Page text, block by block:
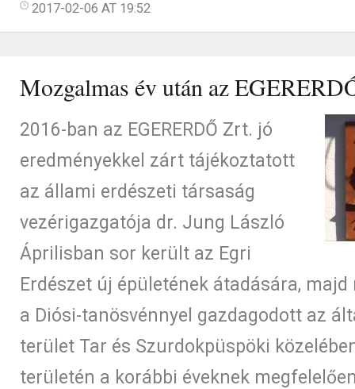
2017-02-06 AT 19:52
Mozgalmas év után az
2016-ban az EGERERDŐ Zrt. jó
eredményekkel zárt tájékoztatott
az állami erdészeti társaság
vezérigazgatója dr. Jung László
Áprilisban sor került az Egri
Erdészet új épületének átadására,
a Diósi-tanösvénnyel gazdagodott az
terület Tar és Szurdokpüspöki
területén a korábbi éveknek